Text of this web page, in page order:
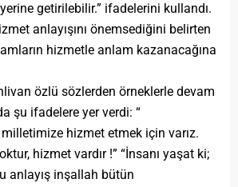
getirilebilir.” ifadelerini kullandı.
anlayışını önemsediğini belirten
hizmetle anlam kazanacağına
özlü sözlerden örneklerle devam
şu ifadelere yer verdi: “
milletimize hizmet etmek için varız.
hizmet vardır !” “İnsanı yaşat ki;
anlayış inşallah bütün